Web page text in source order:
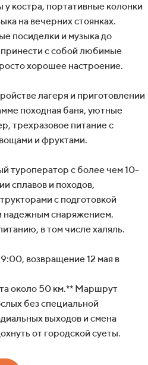
костра, портативные колонки
на вечерних стоянках.
посиделки и музыка до
с собой любимые
хорошее настроение.
лагеря и приготовлении
походная баня, уютные
трехразовое питание с
и фруктами.
туроператор с более чем 10-
сплавов и походов,
с подготовкой
надежным снаряжением.
в том числе халяль.
возвращение 12 мая в
около 50 км.** Маршрут
без специальной
выходов и смена
от городской суеты.